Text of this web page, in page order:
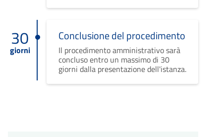
30
giorni
Conclusione del procedimento
Il procedimento amministrativo sarà
concluso entro un massimo di 30
giorni dalla presentazione dell'istanza.